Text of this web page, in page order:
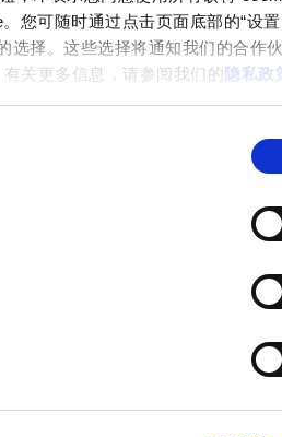
您可随时通过点击页面底部的“设置
选择。这些选择将通知我们的合作
关更多信息，请参阅我们的隐私政